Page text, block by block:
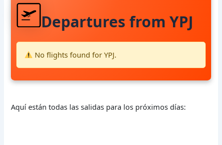
Departures from YPJ
No flights found for YPJ.
Aquí están todas las salidas para los próximos días: